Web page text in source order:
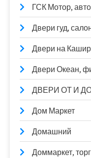
ГСК Мотор,
Двери гуд,
Двери на
Двери Океан,
ДВЕРИ ОТ И ДО,
Дом Маркет
Домашний
Доммаркет,